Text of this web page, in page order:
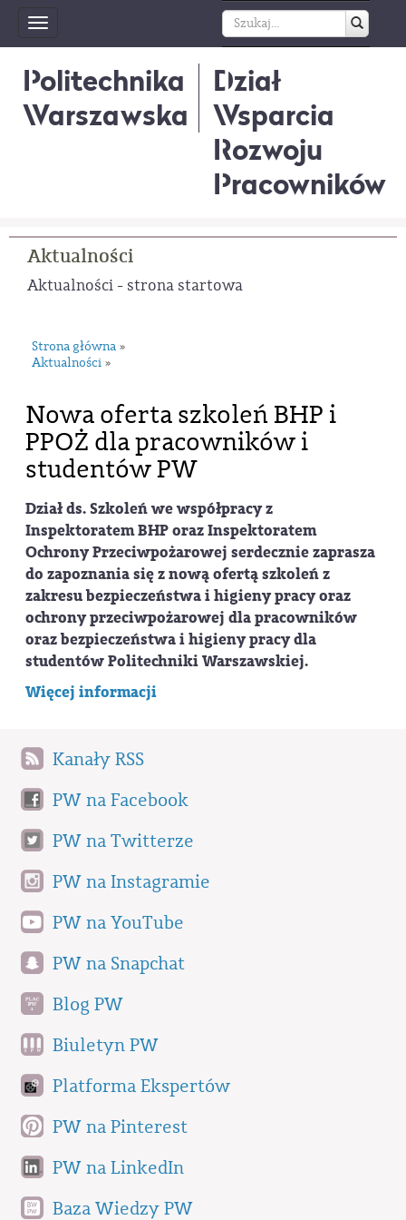
Toggle
navigation
Politechnika
Warszawska
Dział
Wsparcia
Rozwoju
Pracowników
Aktualności
Aktualności - strona startowa
Strona główna »
Aktualności »
Nowa oferta szkoleń BHP i
PPOŻ dla pracowników i
studentów PW
Dział ds. Szkoleń we współpracy z
Inspektoratem BHP oraz Inspektoratem
Ochrony Przeciwpożarowej serdecznie zaprasza
do zapoznania się znową ofertą szkoleńz
zakresu bezpieczeństwa i higieny pracy oraz
ochrony przeciwpożarowej dla pracowników
oraz bezpieczeństwa i higieny pracy dla
studentów Politechniki Warszawskiej.
Więcej informacji
Kanały RSS
PW na Facebook
PW na Twitterze
PW na Instagramie
PW na YouTube
PW na Snapchat
Blog PW
Biuletyn PW
Platforma Ekspertów
PW na Pinterest
PW na LinkedIn
Baza Wiedzy PW